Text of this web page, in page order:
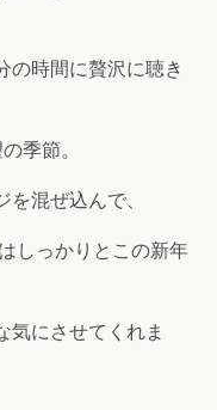
の時間に贅沢に聴き
季節。
混ぜ込んで、
しっかりとこの新年
気にさせてくれま